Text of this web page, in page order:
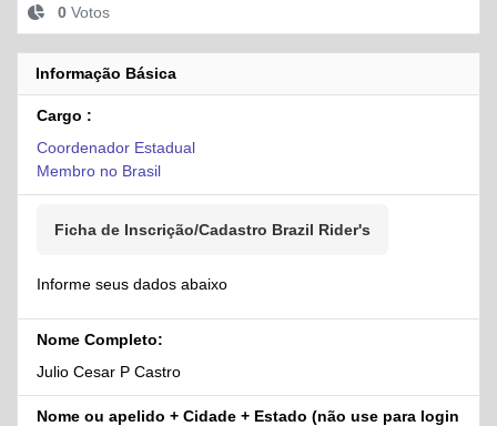
0 Votos
Informação Básica
Cargo :
Coordenador Estadual
Membro no Brasil
Ficha de Inscrição/Cadastro Brazil Rider's
Informe seus dados abaixo
Nome Completo:
Julio Cesar P Castro
Nome ou apelido + Cidade + Estado (não use para login